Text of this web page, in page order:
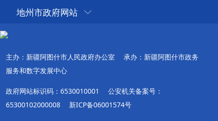
地州市政府网站
主办：新疆阿图什市人民政府办公室
承办：新疆阿图什市政务
服务和数字发展中心
政府网站标识码：6530010001
公安机关备案号：
65300102000008
新ICP备06001574号